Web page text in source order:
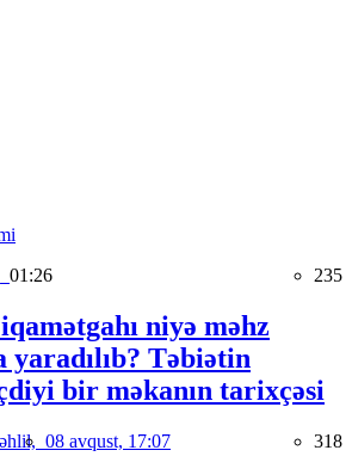
01:26 235
niyə məhz
yaradılıb? Təbiətin
bir məkanın tarixçəsi
08 avqust, 17:07 318